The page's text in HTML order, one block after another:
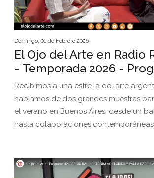
Domingo, 01 de Febrero 2026
El Ojo del Arte en Radio
- Temporada 2026 -
Recibimos a una estrella del arte
hablamos de dos grandes muestras
el verano en Buenos Aires, desde un
hasta colaboraciones